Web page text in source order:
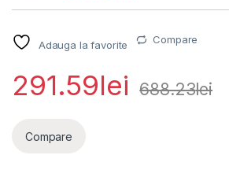
Adauga la favorite Compare
291.59lei 688.23lei
Compare